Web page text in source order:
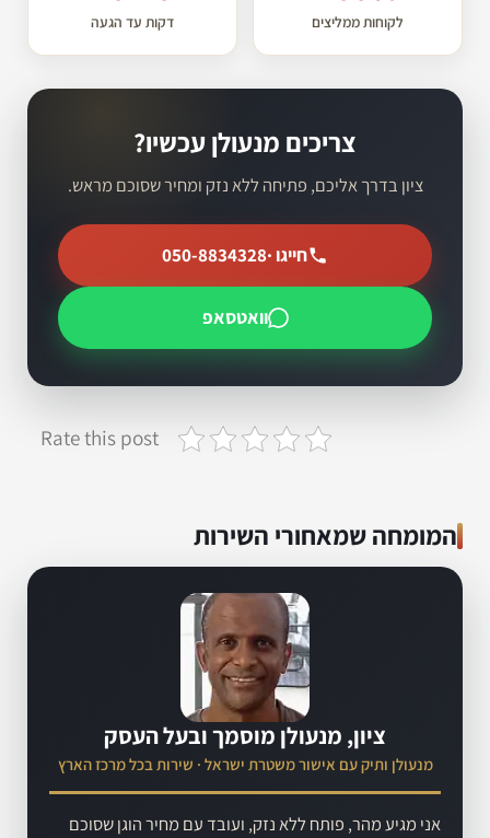
לקוחות ממליצים דקות עד הגעה
צריכים מנעולן עכשיו?
ציון בדרך אליכם, פתיחה ללא נזק ומחיר שסוכם מראש.
חייגו ·050-8834328
וואטסאפ
Rate this post
המומחה שמאחורי השירות
ציון, מנעולן מוסמך ובעל העסק
מנעולן ותיק עם אישור משטרת ישראל · שירות בכל מרכז הארץ
אני מגיע מהר, פותח ללא נזק, ועובד עם מחיר הוגן שסוכם